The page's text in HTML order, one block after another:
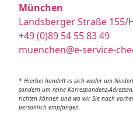
München
Landsberger Straße 155/
+49 (0)89 54 55 83 49
muenchen@e-service-
* Hierbei handelt es sich weder um
sondern um reine Korrespondenz-
richten können und wo wir Sie nach
persönlich empfangen.